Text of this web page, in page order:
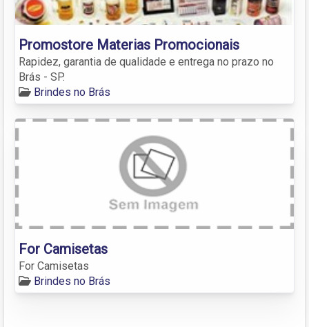
Promostore Materias Promocionais
Rapidez, garantia de qualidade e entrega no prazo no
Brás - SP.
Brindes no Brás
For Camisetas
For Camisetas
Brindes no Brás